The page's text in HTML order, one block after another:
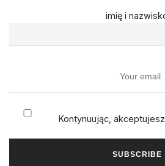
imię i
Kontynuując,